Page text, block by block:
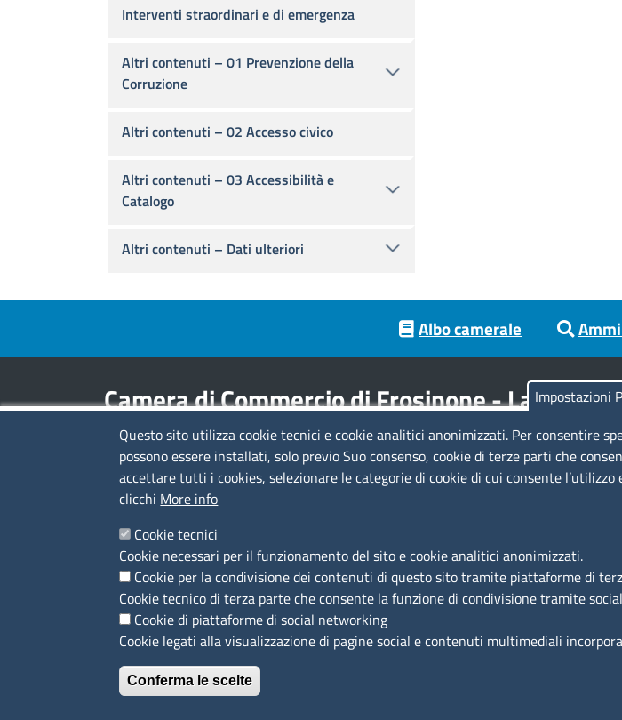
Interventi straordinari e di emergenza
Altri contenuti – 01 Prevenzione della
Corruzione
Altri contenuti – 02 Accesso civico
Altri contenuti – 03 Accessibilità e
Catalogo
Altri contenuti – Dati ulteriori
Albo camerale
Camera di Commercio di Frosinone - Latina
Contatti
Sede Legale di Latina: Viale Umberto I, 80 -
04100 (LT)
tel. 0773/6721
Sede di Frosinone: Via Alcide De Gasperi, 1 -
03100 (FR)
tel. 0775/2751
Peccciaa@pec.frlt.camcom.it
Ufficio relazioni con il pubblico
Codici
Codice Fiscale e Partita
Menù privacy
Privacy policy Feed RSS
Impostazioni
Questo sito utilizza cookie tecnici e cookie analitici anonimizzati. Per consentire
possono essere installati, solo previo Suo consenso, cookie di terze parti che
accettare tutti i cookies, selezionare le categorie di cookie di cui consente
clicchi More info
Cookie tecnici
Cookie necessari per il funzionamento del sito e cookie analitici anonimizzati.
Cookie per la condivisione dei contenuti di questo sito tramite piattaforme di
Cookie tecnico di terza parte che consente la funzione di condivisione tramite
Cookie di piattaforme di social networking
Cookie legati alla visualizzazione di pagine social e contenuti multimediali
Conferma le scelte